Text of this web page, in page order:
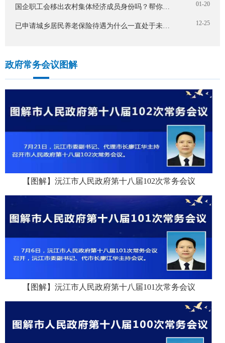
国企职工会移出农村集体经济成员身份吗？帮你问到了！ 01-20
已申请城乡居民养老保险待遇为什么一直处于未处理状态？帮你问到了！ 12-25
政府常务会议图解
【图解】沅江市人民政府第十八届102次常务会议
【图解】沅江市人民政府第十八届101次常务会议